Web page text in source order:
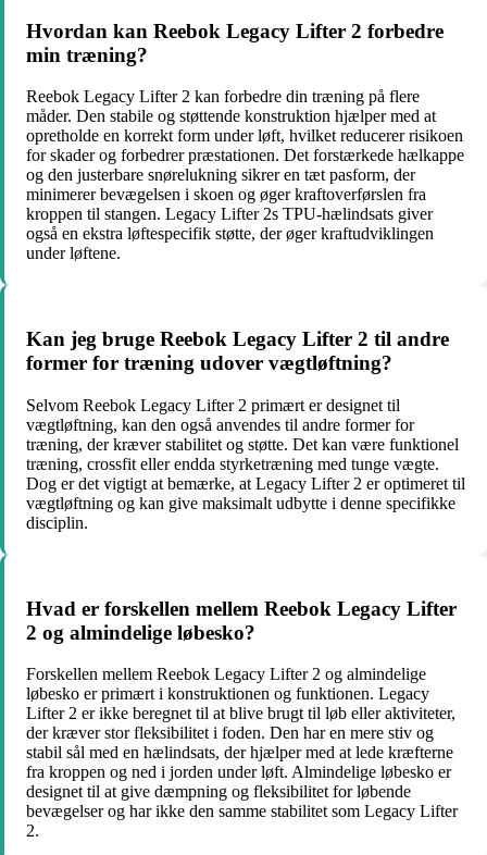
Hvordan kan Reebok Legacy Lifter 2 forbedre
min træning?
Reebok Legacy Lifter 2 kan forbedre din træning på flere
måder. Den stabile og støttende konstruktion hjælper med at
opretholde en korrekt form under løft, hvilket reducerer risikoen
for skader og forbedrer præstationen. Det forstærkede hælkappe
og den justerbare snørelukning sikrer en tæt pasform, der
minimerer bevægelsen i skoen og øger kraftoverførslen fra
kroppen til stangen. Legacy Lifter 2s TPU-hælindsats giver
også en ekstra løftespecifik støtte, der øger kraftudviklingen
under løftene.
Kan jeg bruge Reebok Legacy Lifter 2 til andre
former for træning udover vægtløftning?
Selvom Reebok Legacy Lifter 2 primært er designet til
vægtløftning, kan den også anvendes til andre former for
træning, der kræver stabilitet og støtte. Det kan være funktionel
træning, crossfit eller endda styrketræning med tunge vægte.
Dog er det vigtigt at bemærke, at Legacy Lifter 2 er optimeret til
vægtløftning og kan give maksimalt udbytte i denne specifikke
disciplin.
Hvad er forskellen mellem Reebok Legacy Lifter
2 og almindelige løbesko?
Forskellen mellem Reebok Legacy Lifter 2 og almindelige
løbesko er primært i konstruktionen og funktionen. Legacy
Lifter 2 er ikke beregnet til at blive brugt til løb eller aktiviteter,
der kræver stor fleksibilitet i foden. Den har en mere stiv og
stabil sål med en hælindsats, der hjælper med at lede kræfterne
fra kroppen og ned i jorden under løft. Almindelige løbesko er
designet til at give dæmpning og fleksibilitet for løbende
bevægelser og har ikke den samme stabilitet som Legacy Lifter
2.